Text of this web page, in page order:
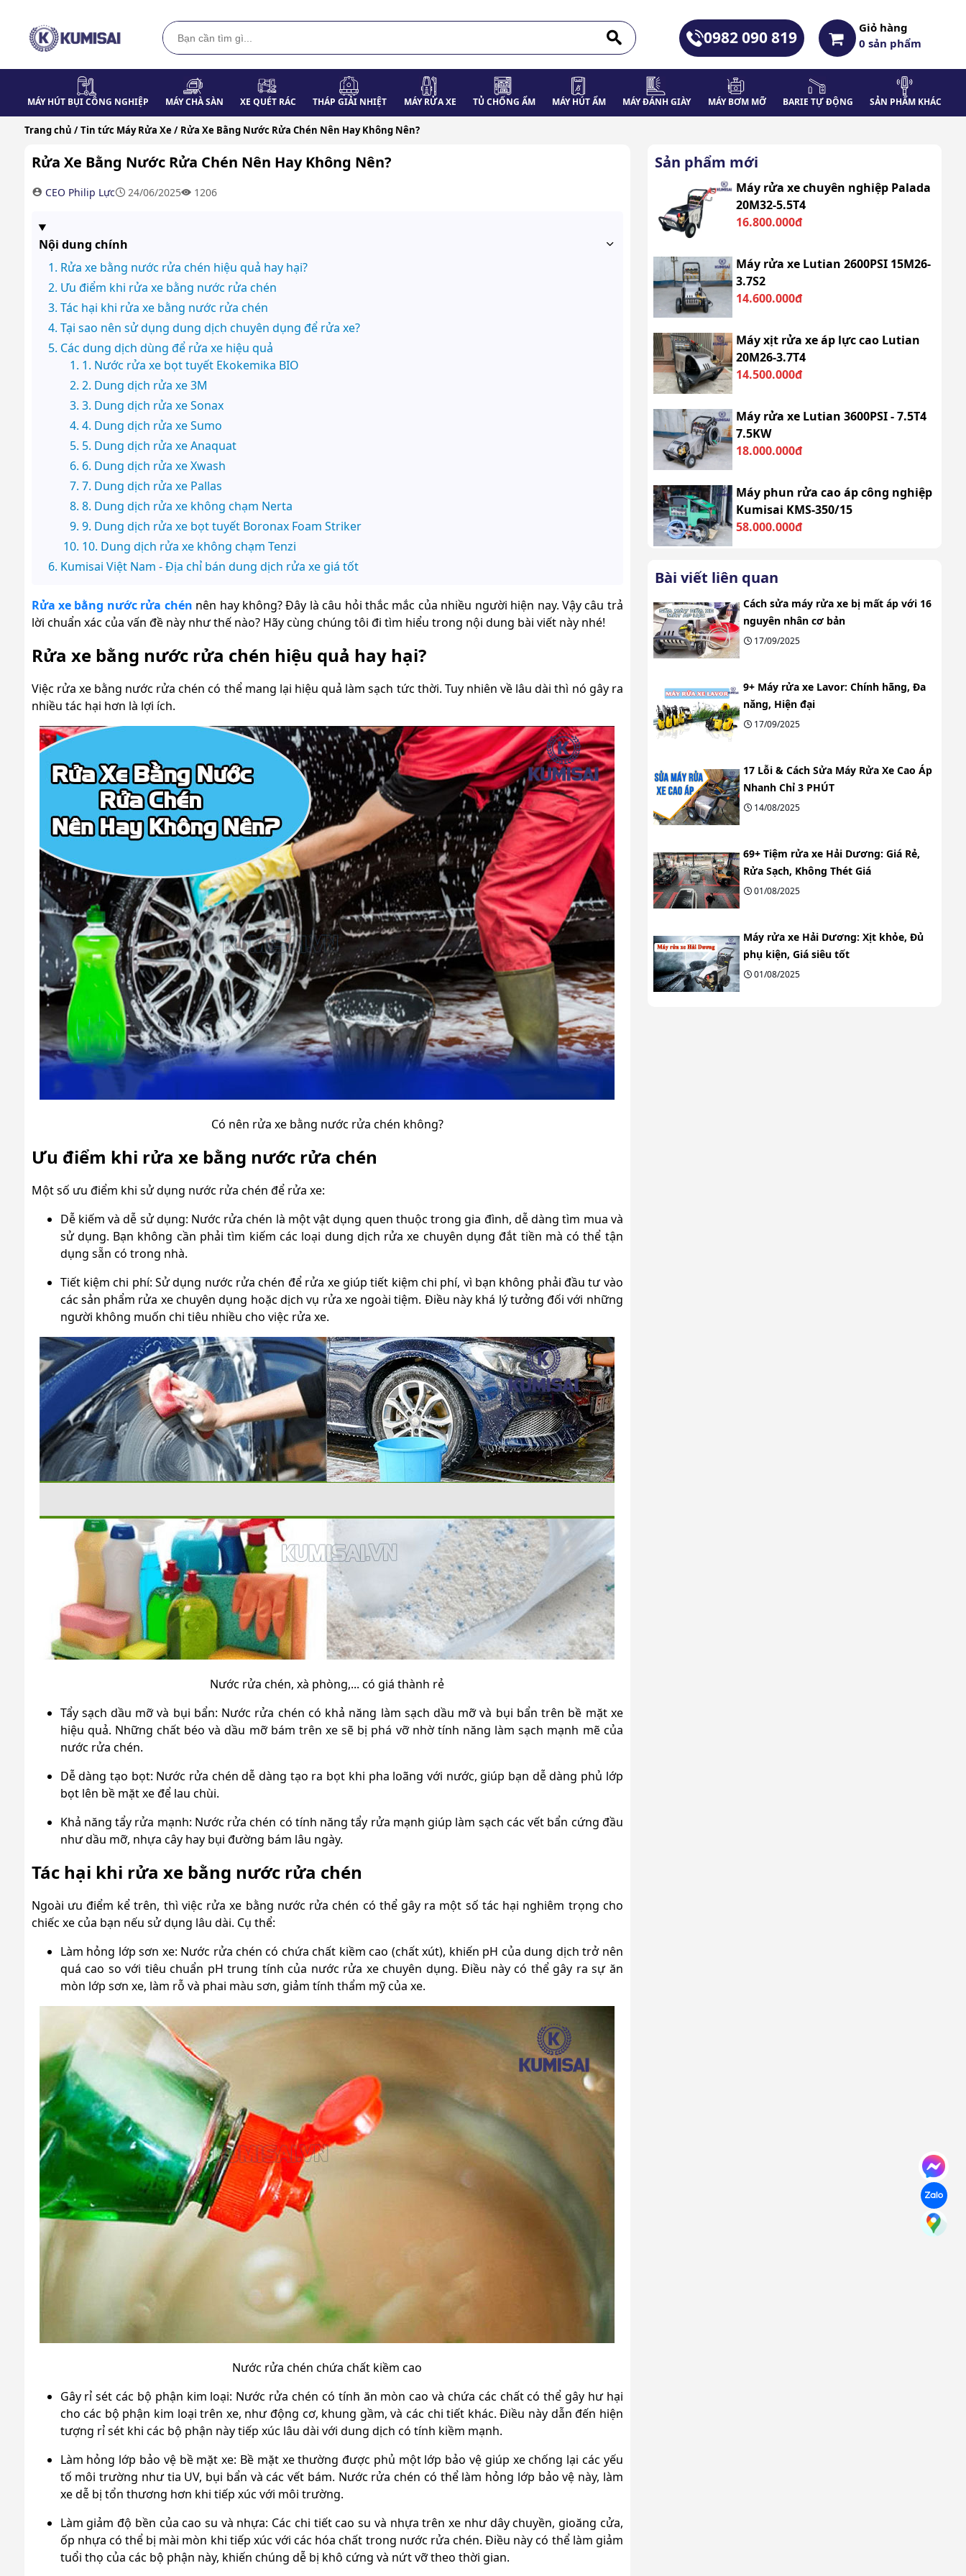
0982 090 819
Giỏ hàng
0sản phẩm
MÁY HÚT BỤI CÔNG NGHIỆP MÁY CHÀ SÀN XE QUÉT RÁC THÁP GIẢI NHIỆT MÁY RỬA XE TỦ CHỐNG ẨM MÁY HÚT ẨM MÁY ĐÁNH GIÀY MÁY BƠM MỠ BARIE TỰ ĐỘNG SẢN PHẨM KHÁC
Trang chủ / Tin tức Máy Rửa Xe / Rửa Xe Bằng Nước Rửa Chén Nên Hay Không Nên?
Rửa Xe Bằng Nước Rửa Chén Nên Hay Không Nên?
CEO Philip Lực 24/06/2025 1206
Nội dung chính
Rửa xe bằng nước rửa chén hiệu quả hay hại?
Ưu điểm khi rửa xe bằng nước rửa chén
Tác hại khi rửa xe bằng nước rửa chén
Tại sao nên sử dụng dung dịch chuyên dụng để rửa xe?
Các dung dịch dùng để rửa xe hiệu quả
1. Nước rửa xe bọt tuyết Ekokemika BIO
2. Dung dịch rửa xe 3M
3. Dung dịch rửa xe Sonax
4. Dung dịch rửa xe Sumo
5. Dung dịch rửa xe Anaquat
6. Dung dịch rửa xe Xwash
7. Dung dịch rửa xe Pallas
8. Dung dịch rửa xe không chạm Nerta
9. Dung dịch rửa xe bọt tuyết Boronax Foam Striker
10. Dung dịch rửa xe không chạm Tenzi
Kumisai Việt Nam - Địa chỉ bán dung dịch rửa xe giá tốt
Rửa xe bằng nước rửa chén nên hay không? Đây là câu hỏi thắc mắc của nhiều người hiện nay. Vậy câu trả
lời chuẩn xác của vấn đề này như thế nào? Hãy cùng chúng tôi đi tìm hiểu trong nội dung bài viết này nhé!
Rửa xe bằng nước rửa chén hiệu quả hay hại?
Việc rửa xe bằng nước rửa chén có thể mang lại hiệu quả làm sạch tức thời. Tuy nhiên về lâu dài thì nó gây ra
nhiều tác hại hơn là lợi ích.
Có nên rửa xe bằng nước rửa chén không?
Ưu điểm khi rửa xe bằng nước rửa chén
Một số ưu điểm khi sử dụng nước rửa chén để rửa xe:
Dễ kiếm và dễ sử dụng: Nước rửa chén là một vật dụng quen thuộc trong gia đình, dễ dàng tìm mua và
sử dụng. Bạn không cần phải tìm kiếm các loại dung dịch rửa xe chuyên dụng đắt tiền mà có thể tận
dụng sẵn có trong nhà.
Tiết kiệm chi phí: Sử dụng nước rửa chén để rửa xe giúp tiết kiệm chi phí, vì bạn không phải đầu tư vào
các sản phẩm rửa xe chuyên dụng hoặc dịch vụ rửa xe ngoài tiệm. Điều này khá lý tưởng đối với những
người không muốn chi tiêu nhiều cho việc rửa xe.
Nước rửa chén, xà phòng,... có giá thành rẻ
Tẩy sạch dầu mỡ và bụi bẩn: Nước rửa chén có khả năng làm sạch dầu mỡ và bụi bẩn trên bề mặt xe
hiệu quả. Những chất béo và dầu mỡ bám trên xe sẽ bị phá vỡ nhờ tính năng làm sạch mạnh mẽ của
nước rửa chén.
Dễ dàng tạo bọt: Nước rửa chén dễ dàng tạo ra bọt khi pha loãng với nước, giúp bạn dễ dàng phủ lớp
bọt lên bề mặt xe để lau chùi.
Khả năng tẩy rửa mạnh: Nước rửa chén có tính năng tẩy rửa mạnh giúp làm sạch các vết bẩn cứng đầu
như dầu mỡ, nhựa cây hay bụi đường bám lâu ngày.
Tác hại khi rửa xe bằng nước rửa chén
Ngoài ưu điểm kể trên, thì việc rửa xe bằng nước rửa chén có thể gây ra một số tác hại nghiêm trọng cho
chiếc xe của bạn nếu sử dụng lâu dài. Cụ thể:
Làm hỏng lớp sơn xe: Nước rửa chén có chứa chất kiềm cao (chất xút), khiến pH của dung dịch trở nên
quá cao so với tiêu chuẩn pH trung tính của nước rửa xe chuyên dụng. Điều này có thể gây ra sự ăn
mòn lớp sơn xe, làm rỗ và phai màu sơn, giảm tính thẩm mỹ của xe.
Nước rửa chén chứa chất kiềm cao
Gây rỉ sét các bộ phận kim loại: Nước rửa chén có tính ăn mòn cao và chứa các chất có thể gây hư hại
cho các bộ phận kim loại trên xe, như động cơ, khung gầm, và các chi tiết khác. Điều này dẫn đến hiện
tượng rỉ sét khi các bộ phận này tiếp xúc lâu dài với dung dịch có tính kiềm mạnh.
Làm hỏng lớp bảo vệ bề mặt xe: Bề mặt xe thường được phủ một lớp bảo vệ giúp xe chống lại các yếu
tố môi trường như tia UV, bụi bẩn và các vết bám. Nước rửa chén có thể làm hỏng lớp bảo vệ này, làm
xe dễ bị tổn thương hơn khi tiếp xúc với môi trường.
Làm giảm độ bền của cao su và nhựa: Các chi tiết cao su và nhựa trên xe như dây chuyền, gioăng cửa,
ốp nhựa có thể bị mài mòn khi tiếp xúc với các hóa chất trong nước rửa chén. Điều này có thể làm giảm
tuổi thọ của các bộ phận này, khiến chúng dễ bị khô cứng và nứt vỡ theo thời gian.
Sản phẩm mới
Máy rửa xe chuyên nghiệp Palada
20M32-5.5T4
16.800.000đ
Máy rửa xe Lutian 2600PSI 15M26-
3.7S2
14.600.000đ
Máy xịt rửa xe áp lực cao Lutian
20M26-3.7T4
14.500.000đ
Máy rửa xe Lutian 3600PSI - 7.5T4
7.5KW
18.000.000đ
Máy phun rửa cao áp công nghiệp
Kumisai KMS-350/15
58.000.000đ
Bài viết liên quan
Cách sửa máy rửa xe bị mất áp với 16
nguyên nhân cơ bản
17/09/2025
9+ Máy rửa xe Lavor: Chính hãng, Đa
năng, Hiện đại
17/09/2025
17 Lỗi & Cách Sửa Máy Rửa Xe Cao Áp
Nhanh Chỉ 3 PHÚT
14/08/2025
69+ Tiệm rửa xe Hải Dương: Giá Rẻ,
Rửa Sạch, Không Thét Giá
01/08/2025
Máy rửa xe Hải Dương: Xịt khỏe, Đủ
phụ kiện, Giá siêu tốt
01/08/2025